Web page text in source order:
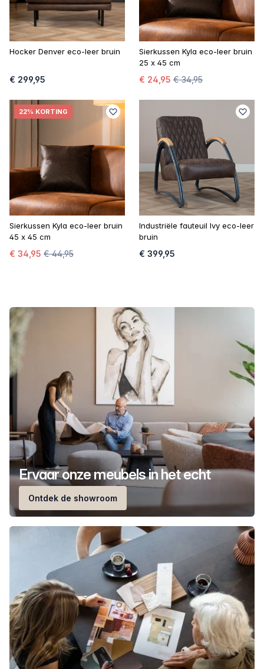
Hocker Denver eco-leer bruin
€ 299,95
Sierkussen Kyla eco-leer bruin
25 x 45 cm
€ 24,95 € 34,95
22% KORTING
Sierkussen Kyla eco-leer bruin
45 x 45 cm
€ 34,95 € 44,95
Industriële fauteuil Ivy eco-leer
bruin
€ 399,95
Ervaar onze meubels in het echt
Ontdek de showroom